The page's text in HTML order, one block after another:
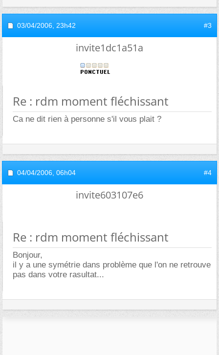
03/04/2006, 23h42 #3
invite1dc1a51a
Re : rdm moment fléchissant
Ca ne dit rien à personne s'il vous plait ?
04/04/2006, 06h04 #4
invite603107e6
Re : rdm moment fléchissant
Bonjour,
il y a une symétrie dans problème que l'on ne retrouve
pas dans votre rasultat...